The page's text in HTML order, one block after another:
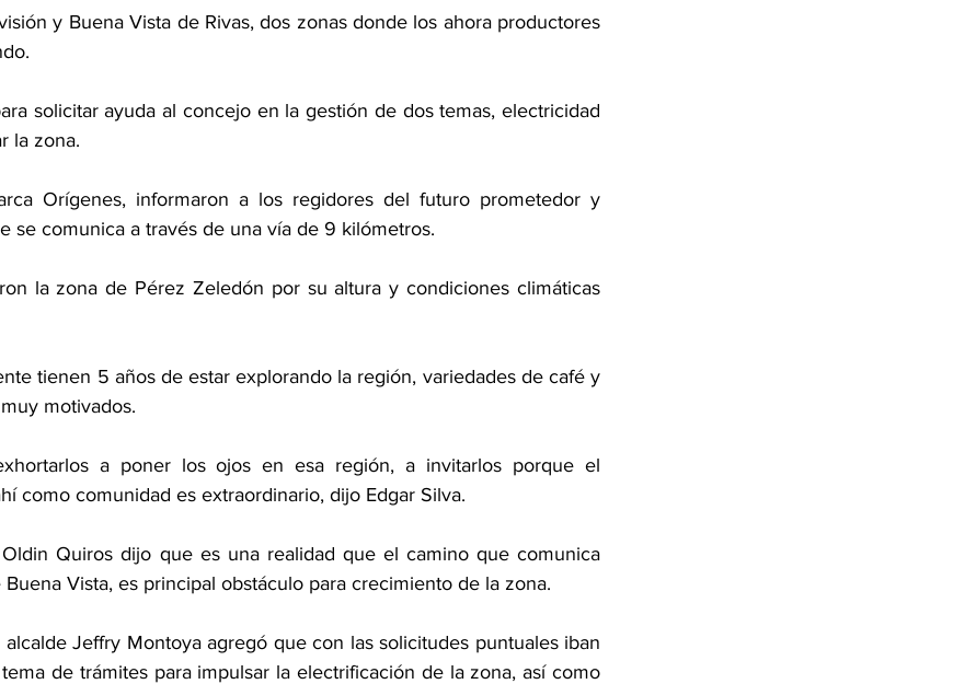
y Buena Vista de Rivas, dos zonas donde los ahora productores
solicitar ayuda al concejo en la gestión de dos temas, electricidad
la zona.
Orígenes, informaron a los regidores del futuro prometedor y
se comunica a través de una vía de 9 kilómetros.
la zona de Pérez Zeledón por su altura y condiciones climáticas
tienen 5 años de estar explorando la región, variedades de café y
motivados.
a poner los ojos en esa región, a invitarlos porque el
como comunidad es extraordinario, dijo Edgar Silva.
Quiros dijo que es una realidad que el camino que comunica
Vista, es principal obstáculo para crecimiento de la zona.
Jeffry Montoya agregó que con las solicitudes puntuales iban
de trámites para impulsar la electrificación de la zona, así como